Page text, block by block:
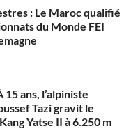
: Le Maroc qualifié
du Monde FEI
15 ans, l’alpiniste
Tazi gravit le
Yatse II à 6.250 m